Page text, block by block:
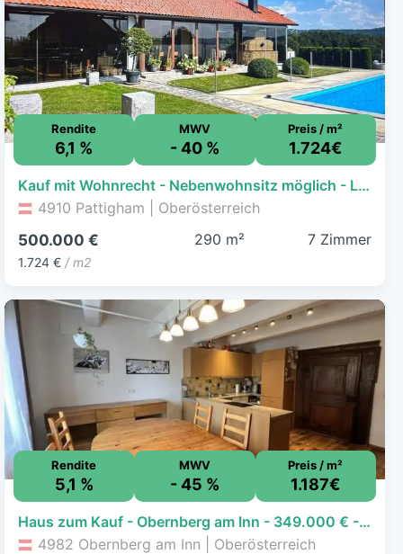
Rendite
6,1 %
MWV
- 40 %
Preis / m²
1.724€
Kauf mit Wohnrecht - Nebenwohnsitz möglich - Landhaus in Top Aussichtlage mit Gebirgsblick
4910 Pattigham | Oberösterreich
500.000 €
1.724 € / m2
290 m² 7 Zimmer
Rendite
5,1 %
MWV
- 45 %
Preis / m²
1.187€
Haus zum Kauf - Obernberg am Inn - 349.000 € - 8 Zimmer, 294 m², 247 m² Grundstück
4982 Obernberg am Inn | Oberösterreich